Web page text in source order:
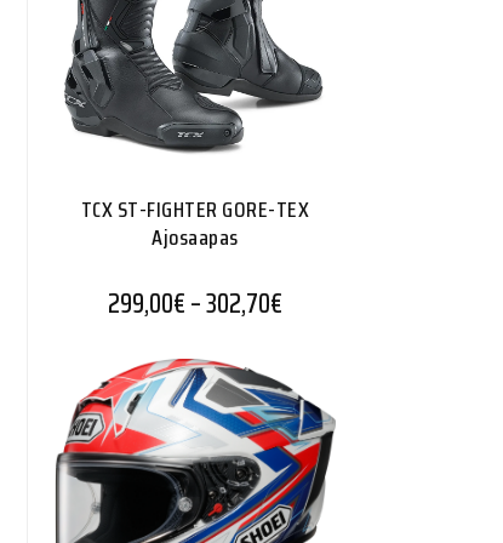
TCX ST-FIGHTER GORE-TEX
Ajosaapas
299,00€–302,70€